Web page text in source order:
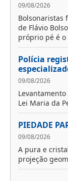
09/08/2026
Bolsonaristas
de Flávio
próprio pé é
Polícia
09/08/2026
Lei Maria da
PIEDADE
09/08/2026
A pura e
projeção